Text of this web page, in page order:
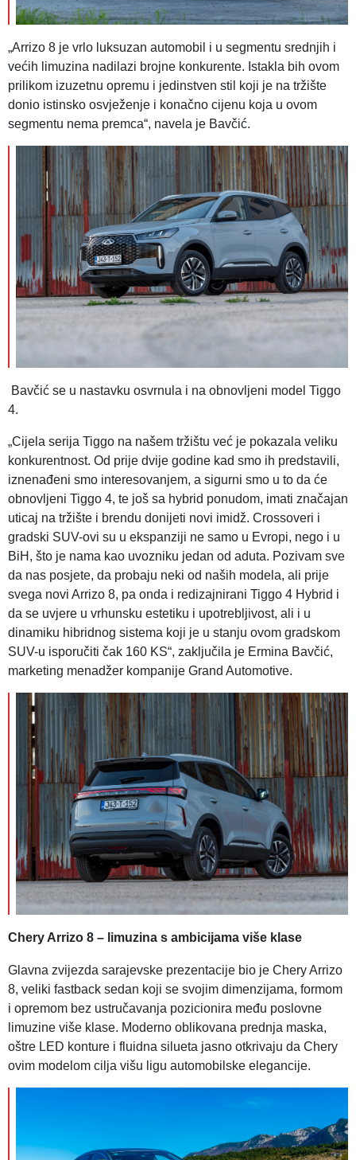
„Arrizo 8 je vrlo luksuzan automobil i u segmentu srednjih i
većih limuzina nadilazi brojne konkurente. Istakla bih ovom
prilikom izuzetnu opremu i jedinstven stil koji je na tržište
donio istinsko osvježenje i konačno cijenu koja u ovom
segmentu nema premca“, navela je Bavčić.
Bavčić se u nastavku osvrnula i na obnovljeni model Tiggo
4.
„Cijela serija Tiggo na našem tržištu već je pokazala veliku
konkurentnost. Od prije dvije godine kad smo ih predstavili,
iznenađeni smo interesovanjem, a sigurni smo u to da će
obnovljeni Tiggo 4, te još sa hybrid ponudom, imati značajan
uticaj na tržište i brendu donijeti novi imidž. Crossoveri i
gradski SUV-ovi su u ekspanziji ne samo u Evropi, nego i u
BiH, što je nama kao uvozniku jedan od aduta. Pozivam sve
da nas posjete, da probaju neki od naših modela, ali prije
svega novi Arrizo 8, pa onda i redizajnirani Tiggo 4 Hybrid i
da se uvjere u vrhunsku estetiku i upotrebljivost, ali i u
dinamiku hibridnog sistema koji je u stanju ovom gradskom
SUV-u isporučiti čak 160 KS“, zaključila je Ermina Bavčić,
marketing menadžer kompanije Grand Automotive.
Chery Arrizo 8 – limuzina s ambicijama više klase
Glavna zvijezda sarajevske prezentacije bio je Chery Arrizo
8, veliki fastback sedan koji se svojim dimenzijama, formom
i opremom bez ustručavanja pozicionira među poslovne
limuzine više klase. Moderno oblikovana prednja maska,
oštre LED konture i fluidna silueta jasno otkrivaju da Chery
ovim modelom cilja višu ligu automobilske elegancije.